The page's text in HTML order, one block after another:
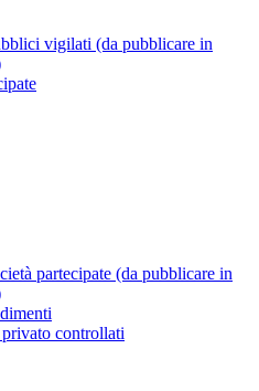
vigilati (da pubblicare in
partecipate (da pubblicare in
controllati